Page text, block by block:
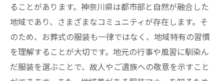
ることがあります。神奈川県は都市部と自然が融合した
地域であり、さまざまなコミュニティが存在します。そ
のため、お葬式の服装も一律ではなく、地域特有の習慣
を理解することが大切です。地元の行事や風習に馴染ん
だ服装を選ぶことで、故人やご遺族への敬意を示すこと